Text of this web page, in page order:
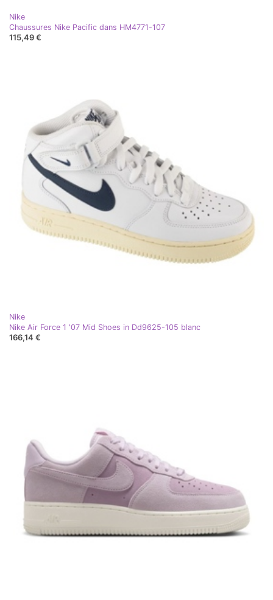
Nike
Chaussures Nike Pacific dans HM4771-107
115,49 €
Nike
Nike Air Force 1 '07 Mid Shoes in Dd9625-105 blanc
166,14 €